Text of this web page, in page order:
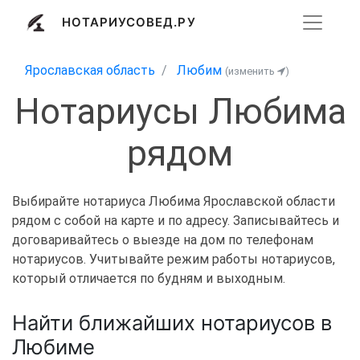
НОТАРИУСОВЕД.РУ
Ярославская область Любим (изменить )
Нотариусы Любима
рядом
Выбирайте нотариуса Любима Ярославской области
рядом с собой на карте и по адресу. Записывайтесь и
договаривайтесь о выезде на дом по телефонам
нотариусов. Учитывайте режим работы нотариусов,
который отличается по будням и выходным.
Найти ближайших нотариусов в
Любиме